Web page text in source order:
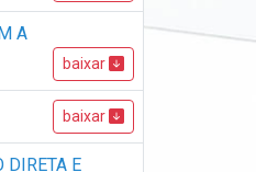
A
baixar
baixar
DIRETA E